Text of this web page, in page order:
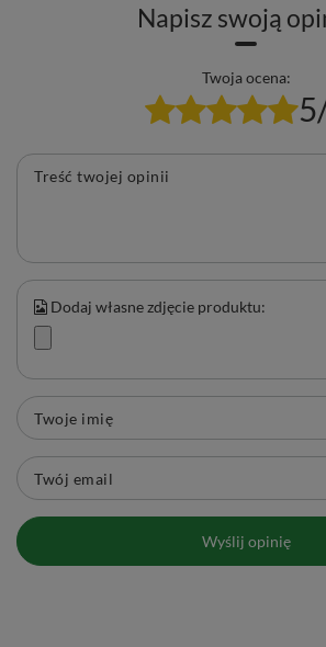
Napisz swoją
Twoja ocena:
Treść twojej opinii
Dodaj własne zdjęcie produktu:
Twoje imię
Twój email
Wyślij opinię